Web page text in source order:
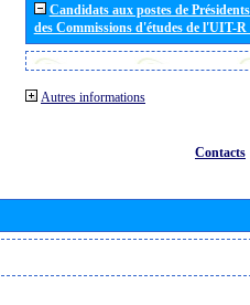
Candidats aux postes de
des Commissions d'études de l'UIT-
Autres informations
Contacts